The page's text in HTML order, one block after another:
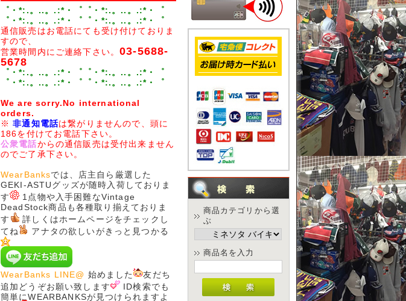
゜・*:.。..。.:*・゜゜・*:.。..。.:*・゜
゜・*:.。..。.:*・゜゜・*:.。..。.:*・゜
通信販売はお電話にても受け付けておりま
すので、
営業時間内にご連絡下さい。03-5688-
5678
゜・*:.。..。.:*・゜゜・*:.。..。.:*・゜
゜・*:.。..。.:*・゜゜・*:.。..。.:*・゜
We are sorry.No international
orders.
※ 非通知電話は繋がりませんので、頭に
186を付けてお電話下さい。
公衆電話からの通信販売は受付出来ません
のでご了承下さい。
WearBanksでは、店主自ら厳選した
GEKI-ASTUグッズが随時入荷しておりま
す
1点物や入手困難なVintage
DeadStock商品も各種取り揃えておりま
す
詳しくはホームページをチェックし
てね
アナタの欲しいがきっと見つかる
WearBanks LINE@ 始めました
友だち
追加どうぞお願い致します
ID検索でも
簡単にWEARBANKSが見つけられますよ
商品カテゴリから選
ぶ
商品名を入力